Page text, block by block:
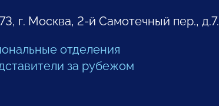
г. Москва, 2-й Самотечный пер., д.7.
отделения
за рубежом